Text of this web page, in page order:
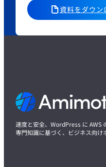
資料をダウン
速度と安全、WordPress に AWS
専門知識に基づく、ビジネス向け